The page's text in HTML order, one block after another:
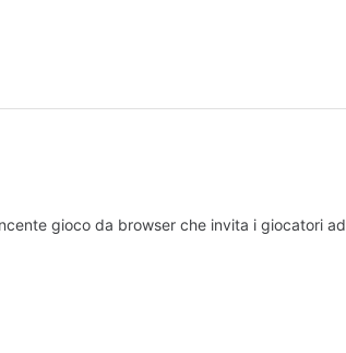
gioco da browser che invita i giocatori ad